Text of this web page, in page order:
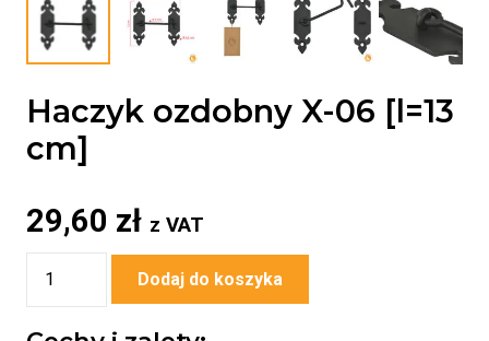
Haczyk ozdobny X-06 [l=13
cm]
29,60 zł z VAT
Dodaj do koszyka